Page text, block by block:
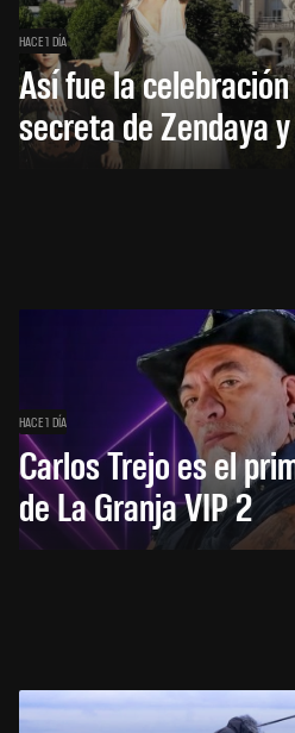
HACE 1 DÍA
Así fue la
secreta de Zendaya
HACE 1 DÍA
Carlos Trejo es el
de La Granja VIP 2